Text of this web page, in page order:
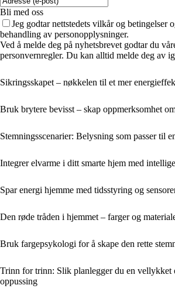
Bli med oss
Jeg godtar nettstedets vilkår og betingelser
behandling av personopplysninger.
Ved å melde deg på nyhetsbrevet godtar du
personvernregler. Du kan alltid melde deg av
Sikringsskapet – nøkkelen til et mer
Bruk brytere bevisst – skap oppmerksomhet
Stemningsscenarier: Belysning som passer til
Integrer elvarme i ditt smarte hjem med
Spar energi hjemme med tidsstyring og
Den røde tråden i hjemmet – farger og
Bruk fargepsykologi for å skape den rette
Trinn for trinn: Slik planlegger du en vellykket
oppussing